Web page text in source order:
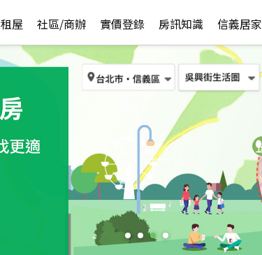
租屋 社區/商辦 實價登錄 房訊知識 信義居家